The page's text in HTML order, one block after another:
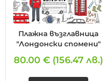
Плажна възглавница
"Лондонски спомени"
80.00 € (156.47 лв.)